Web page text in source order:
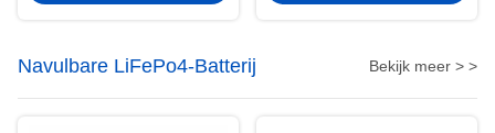
Navulbare LiFePo4-Batterij Bekijk meer > >